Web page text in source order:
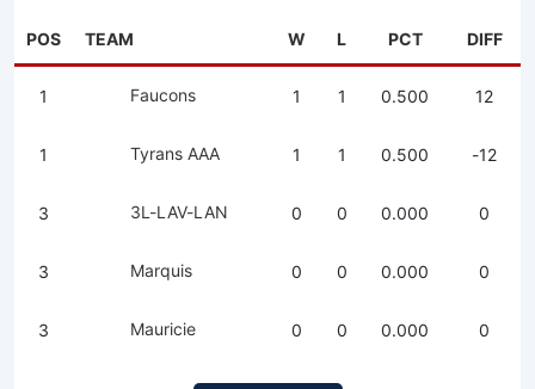
POS TEAM W L PCT DIFF
1 Faucons 1 1 0.500 12
1 Tyrans AAA 1 1 0.500 -12
3 3L-LAV-LAN 0 0 0.000 0
3 Marquis 0 0 0.000 0
3 Mauricie 0 0 0.000 0